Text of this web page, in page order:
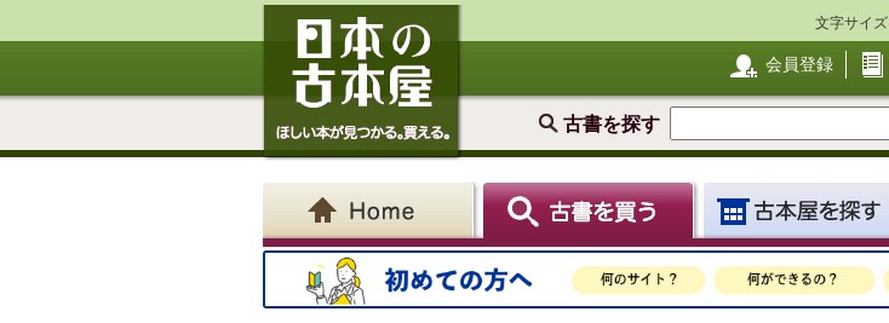
文字サイズ
会員登録
古書を探す